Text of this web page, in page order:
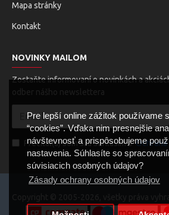
Pre lepší online zážitok používame
“cookies”. Vďaka nim presnejšie
návštevnosť a prispôsobujeme
nastavenia. Súhlasíte so
súvisiacich osobných údajov?
Zásady ochrany osobných údajov
Mapa stránky
Kontakt
NOVINKY MAILOM
Zostaňte informovaní o novinkách a
Prečítal(a) som si a súhlasím s